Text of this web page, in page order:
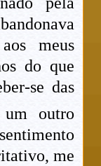
meus
do que
se das
outro
me